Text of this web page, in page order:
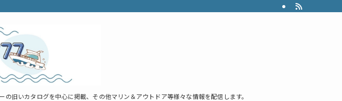
旧いカタログを中心に掲載、その他マリン＆アウトドア等様々な情報を配信します。